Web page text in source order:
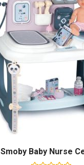
Smoby Baby Nurse